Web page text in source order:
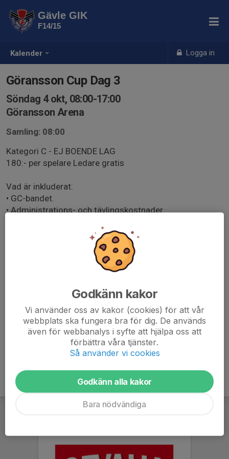
Kalender Logga in
Gävle GIK
F14/15
Göransson Cup Dag 3
Söndag 4 okt, 08:00-17:00
Göransson Arena
Samling: 08:00
Kategori C - EJ BOENDE LAG
180:- per spelare Ledare gratis
Vad är inkluderat:
• GC-bandet.
• Administrations- och tävlingskostnader.
1 september 2025 Sista anmälningsdag samt
registrering av deltagarkort
15 september 2025 Sista datum för registrering av
static.cupmanager.net/uploads/e/P/kb4/garansson-
cup-2026-inbjudan-a-kopiera.pdf
Godkänn kakor
Vi använder oss av kakor (cookies) för att vår
webbplats ska fungera bra för dig. De används
även för webbanalys i syfte att hjälpa oss att
förbättra våra tjänster.
Så använder vi cookies
Godkänn alla kakor
Bara nödvändiga